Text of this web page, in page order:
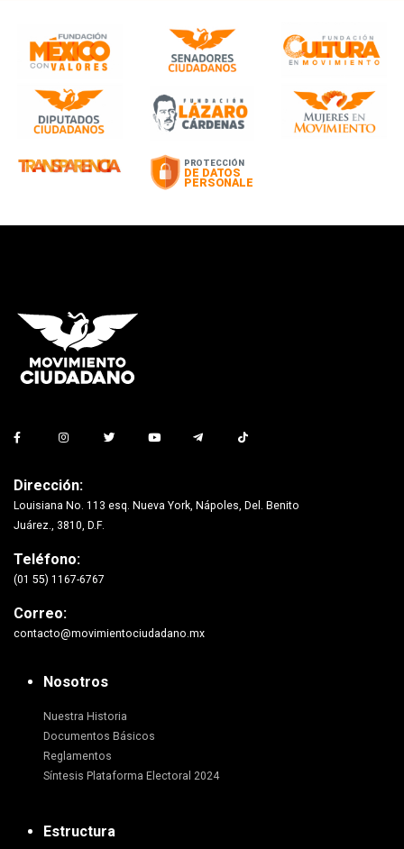
Dirección:
Louisiana No. 113 esq. Nueva York, Nápoles, Del. Benito
Juárez., 3810, D.F.
Teléfono:
(01 55) 1167-6767
Correo:
contacto@movimientociudadano.mx
Nosotros
Nuestra Historia
Documentos Básicos
Reglamentos
Síntesis Plataforma Electoral 2024
Estructura